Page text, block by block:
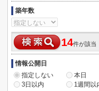
築年数
14件が該当
情報公開日
指定しない
本日
3日以内
1週間以